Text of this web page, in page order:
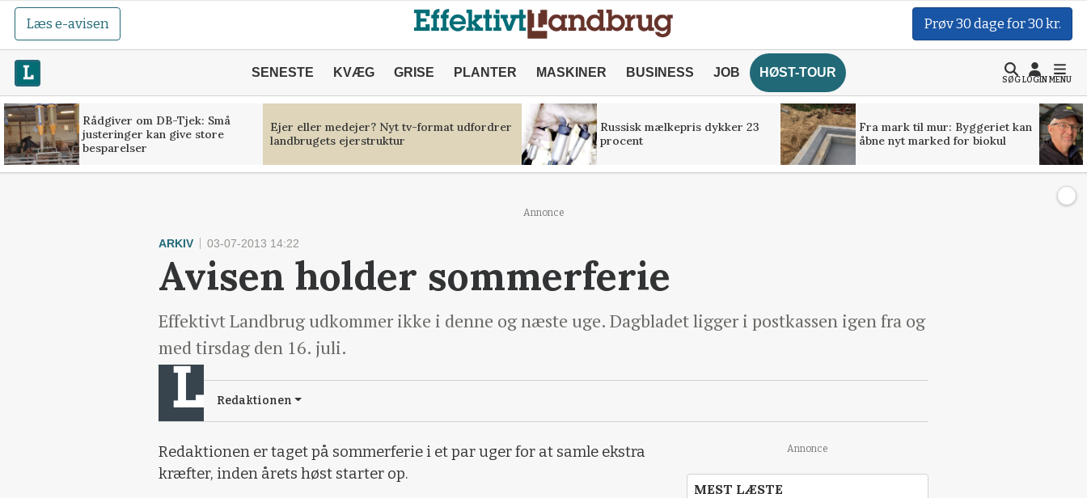
Læs e-avisen Prøv 30 dage for 30 kr.
SENESTE KVÆG GRISE PLANTER MASKINER BUSINESS JOB HØST-TOUR
SØGLOGINMENU
Rådgiver om DB-Tjek: Små
justeringer kan give store
besparelser
Ejer eller medejer? Nyt tv-format udfordrer
landbrugets ejerstruktur
Russisk mælkepris dykker 23
procent
Fra mark til mur: Byggeriet kan
åbne nyt marked for biokul
Annonce
ARKIV 03-07-2013 14:22
Avisen holder sommerferie
Effektivt Landbrug udkommer ikke i denne og næste uge. Dagbladet ligger i postkassen igen fra og
med tirsdag den 16. juli.
Redaktionen
Redaktionen er taget på sommerferie i et par uger for at samle ekstra
kræfter, inden årets høst starter op.
Annonce
MEST LÆSTE